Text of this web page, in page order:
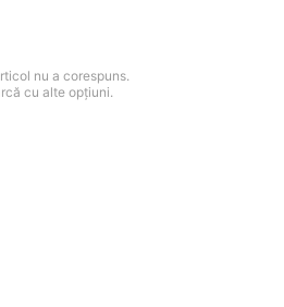
nu a corespuns.
cu alte opțiuni.